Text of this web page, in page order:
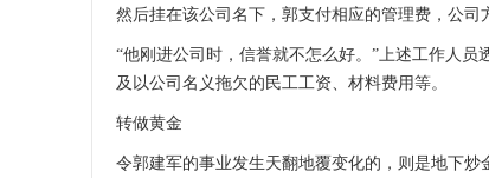
然后挂在该公司名下，郭支付相应的管理费，公司
“他刚进公司时，信誉就不怎么好。”上述工作人
及以公司名义拖欠的民工工资、材料费用等。
转做黄金
令郭建军的事业发生天翻地覆变化的，则是地下炒